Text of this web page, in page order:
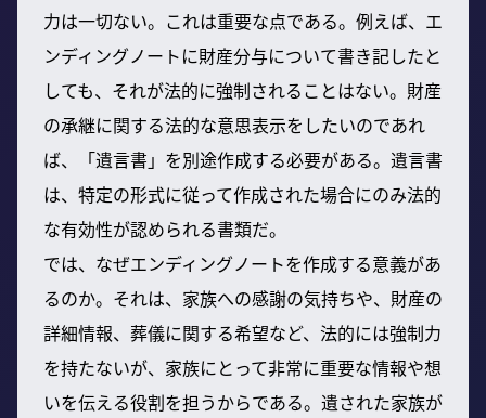
力は一切ない。これは重要な点である。例えば、エ
ンディングノートに財産分与について書き記したと
しても、それが法的に強制されることはない。財産
の承継に関する法的な意思表示をしたいのであれ
ば、「遺言書」を別途作成する必要がある。遺言書
は、特定の形式に従って作成された場合にのみ法的
な有効性が認められる書類だ。
では、なぜエンディングノートを作成する意義があ
るのか。それは、家族への感謝の気持ちや、財産の
詳細情報、葬儀に関する希望など、法的には強制力
を持たないが、家族にとって非常に重要な情報や想
いを伝える役割を担うからである。遺された家族が